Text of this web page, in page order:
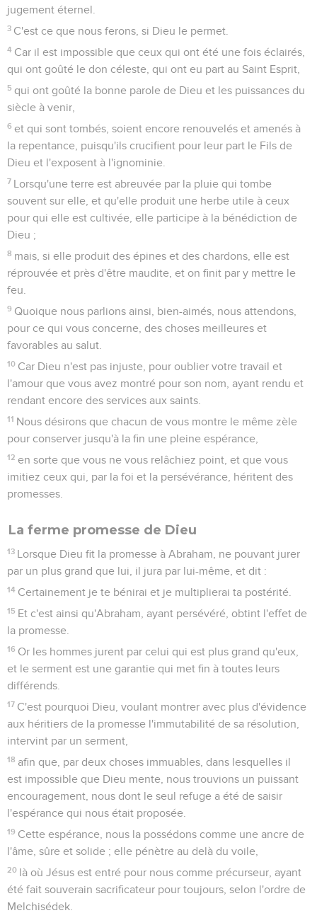
jugement éternel.
3 C'est ce que nous ferons, si Dieu le permet.
4 Car il est impossible que ceux qui ont été une fois éclairés,
qui ont goûté le don céleste, qui ont eu part au Saint Esprit,
5 qui ont goûté la bonne parole de Dieu et les puissances du
siècle à venir,
6 et qui sont tombés, soient encore renouvelés et amenés à
la repentance, puisqu'ils crucifient pour leur part le Fils de
Dieu et l'exposent à l'ignominie.
7 Lorsqu'une terre est abreuvée par la pluie qui tombe
souvent sur elle, et qu'elle produit une herbe utile à ceux
pour qui elle est cultivée, elle participe à la bénédiction de
Dieu ;
8 mais, si elle produit des épines et des chardons, elle est
réprouvée et près d'être maudite, et on finit par y mettre le
feu.
9 Quoique nous parlions ainsi, bien-aimés, nous attendons,
pour ce qui vous concerne, des choses meilleures et
favorables au salut.
10 Car Dieu n'est pas injuste, pour oublier votre travail et
l'amour que vous avez montré pour son nom, ayant rendu et
rendant encore des services aux saints.
11 Nous désirons que chacun de vous montre le même zèle
pour conserver jusqu'à la fin une pleine espérance,
12 en sorte que vous ne vous relâchiez point, et que vous
imitiez ceux qui, par la foi et la persévérance, héritent des
promesses.
La ferme promesse de Dieu
13 Lorsque Dieu fit la promesse à Abraham, ne pouvant jurer
par un plus grand que lui, il jura par lui-même, et dit :
14 Certainement je te bénirai et je multiplierai ta postérité.
15 Et c'est ainsi qu'Abraham, ayant persévéré, obtint l'effet de
la promesse.
16 Or les hommes jurent par celui qui est plus grand qu'eux,
et le serment est une garantie qui met fin à toutes leurs
différends.
17 C'est pourquoi Dieu, voulant montrer avec plus d'évidence
aux héritiers de la promesse l'immutabilité de sa résolution,
intervint par un serment,
18 afin que, par deux choses immuables, dans lesquelles il
est impossible que Dieu mente, nous trouvions un puissant
encouragement, nous dont le seul refuge a été de saisir
l'espérance qui nous était proposée.
19 Cette espérance, nous la possédons comme une ancre de
l'âme, sûre et solide ; elle pénètre au delà du voile,
20 là où Jésus est entré pour nous comme précurseur, ayant
été fait souverain sacrificateur pour toujours, selon l'ordre de
Melchisédek.